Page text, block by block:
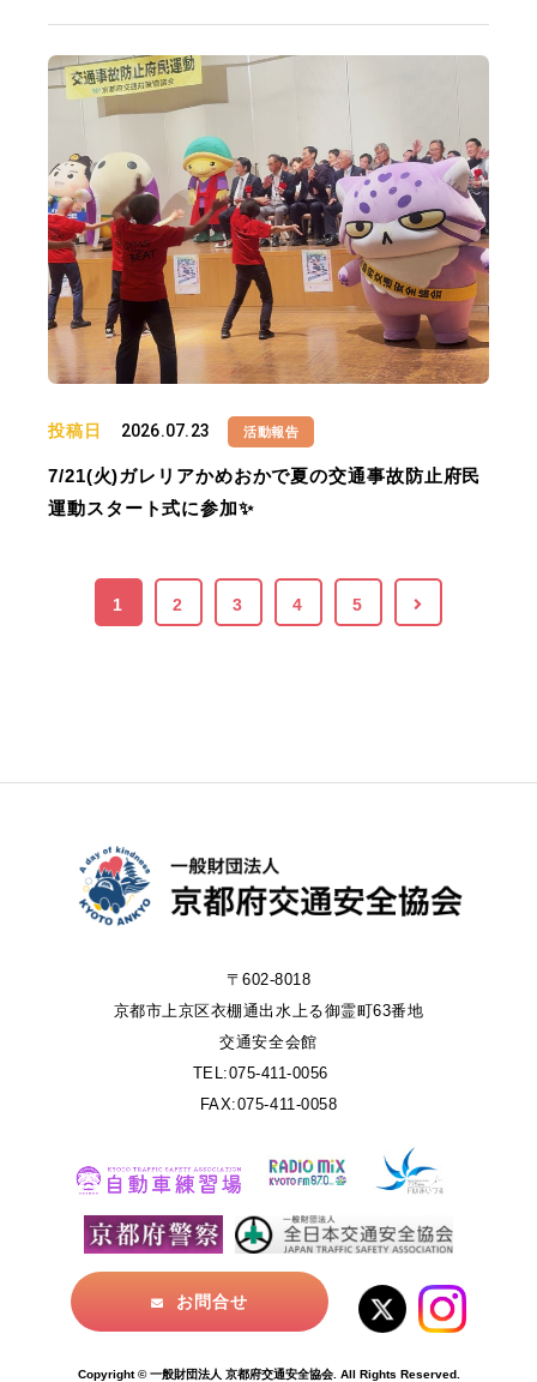
投稿日 2026.07.23 活動報告
7/21(火)ガレリアかめおかで夏の交通事故防止府民
運動スタート式に参加✨
1 2 3 4 5
〒602-8018
京都市上京区衣棚通出水上る御霊町63番地
交通安全会館
TEL:075-411-0056
FAX:075-411-0058
お問合せ
Copyright © 一般財団法人 京都府交通安全協会. All Rights Reserved.